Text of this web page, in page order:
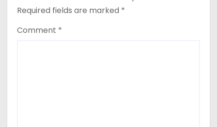
Required fields are marked *
Comment *